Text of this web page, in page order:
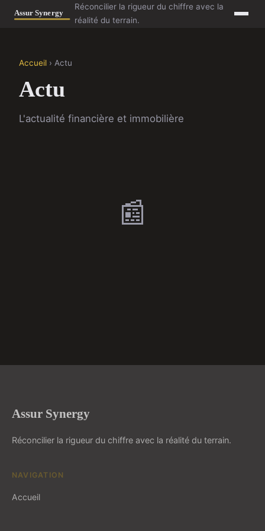
Réconcilier la rigueur du chiffre avec la
réalité du terrain.
Accueil › Actu
Actu
L'actualité financière et immobilière
📰
Assur Synergy
Réconcilier la rigueur du chiffre avec la réalité du terrain.
NAVIGATION
Accueil